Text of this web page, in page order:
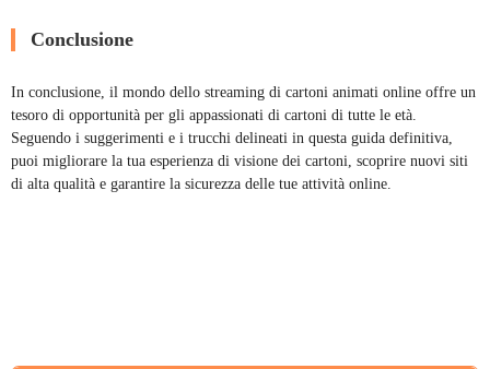
Conclusione
In conclusione, il mondo dello streaming di cartoni animati online offre un
tesoro di opportunità per gli appassionati di cartoni di tutte le età.
Seguendo i suggerimenti e i trucchi delineati in questa guida definitiva,
puoi migliorare la tua esperienza di visione dei cartoni, scoprire nuovi siti
di alta qualità e garantire la sicurezza delle tue attività online.